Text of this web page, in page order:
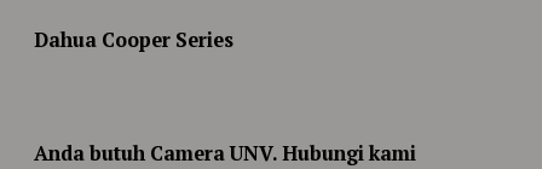
Dahua Cooper Series
Anda butuh Camera UNV. Hubungi kami